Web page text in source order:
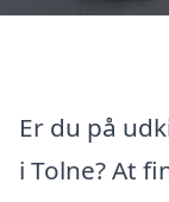
Er du på
i Tolne? At